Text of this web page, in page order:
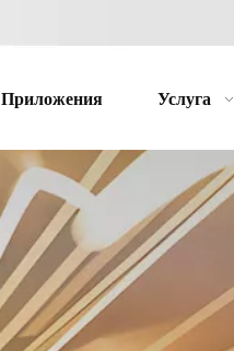
Приложения Услуга